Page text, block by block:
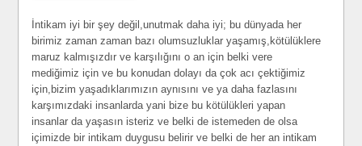
İntikam iyi bir şey değil,unutmak daha iyi; bu dünyada her
birimiz zaman zaman bazı olumsuzluklar yaşamış,kötülüklere
maruz kalmışızdır ve karşılığını o an için belki vere
mediğimiz için ve bu konudan dolayı da çok acı çektiğimiz
için,bizim yaşadıklarımızın aynısını ve ya daha fazlasını
karşımızdaki insanlarda yani bize bu kötülükleri yapan
insanlar da yaşasın isteriz ve belki de istemeden de olsa
içimizde bir intikam duygusu belirir ve belki de her an intikam